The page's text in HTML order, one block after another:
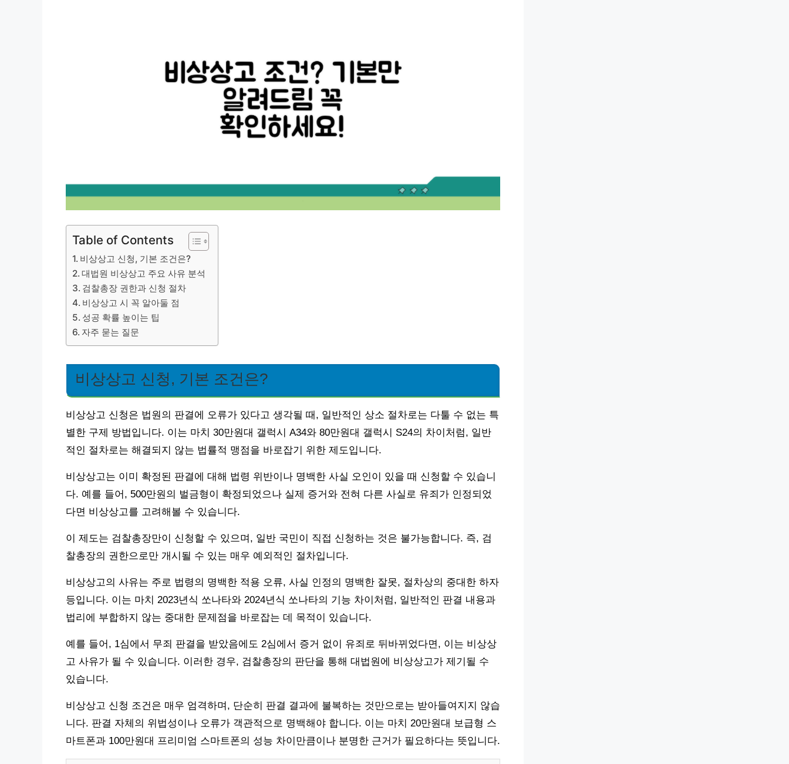
Table of Contents
비상상고 신청, 기본 조건은?
대법원 비상상고 주요 사유 분석
검찰총장 권한과 신청 절차
비상상고 시 꼭 알아둘 점
성공 확률 높이는 팁
자주 묻는 질문
비상상고 신청, 기본 조건은?
비상상고 신청은 법원의 판결에 오류가 있다고 생각될 때, 일반적인 상소 절차로는 다툴 수 없는 특
별한 구제 방법입니다. 이는 마치 30만원대 갤럭시 A34와 80만원대 갤럭시 S24의 차이처럼, 일반
적인 절차로는 해결되지 않는 법률적 맹점을 바로잡기 위한 제도입니다.
비상상고는 이미 확정된 판결에 대해 법령 위반이나 명백한 사실 오인이 있을 때 신청할 수 있습니
다. 예를 들어, 500만원의 벌금형이 확정되었으나 실제 증거와 전혀 다른 사실로 유죄가 인정되었
다면 비상상고를 고려해볼 수 있습니다.
이 제도는 검찰총장만이 신청할 수 있으며, 일반 국민이 직접 신청하는 것은 불가능합니다. 즉, 검
찰총장의 권한으로만 개시될 수 있는 매우 예외적인 절차입니다.
비상상고의 사유는 주로 법령의 명백한 적용 오류, 사실 인정의 명백한 잘못, 절차상의 중대한 하자
등입니다. 이는 마치 2023년식 쏘나타와 2024년식 쏘나타의 기능 차이처럼, 일반적인 판결 내용과
법리에 부합하지 않는 중대한 문제점을 바로잡는 데 목적이 있습니다.
예를 들어, 1심에서 무죄 판결을 받았음에도 2심에서 증거 없이 유죄로 뒤바뀌었다면, 이는 비상상
고 사유가 될 수 있습니다. 이러한 경우, 검찰총장의 판단을 통해 대법원에 비상상고가 제기될 수
있습니다.
비상상고 신청 조건은 매우 엄격하며, 단순히 판결 결과에 불복하는 것만으로는 받아들여지지 않습
니다. 판결 자체의 위법성이나 오류가 객관적으로 명백해야 합니다. 이는 마치 20만원대 보급형 스
마트폰과 100만원대 프리미엄 스마트폰의 성능 차이만큼이나 분명한 근거가 필요하다는 뜻입니다.